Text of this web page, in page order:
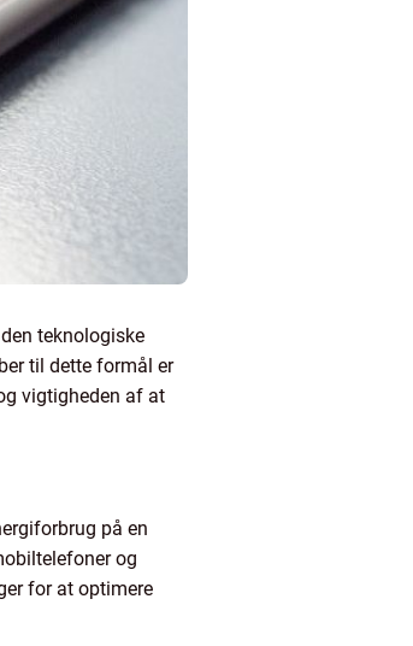
teknologiske
til dette formål er
vigtigheden af at
på en
og
for at optimere